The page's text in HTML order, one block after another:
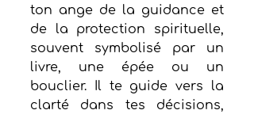
ton ange de la guidance et
de la protection spirituelle,
souvent symbolisé par un
livre, une épée ou un
bouclier. Il te guide vers la
clarté dans tes décisions,